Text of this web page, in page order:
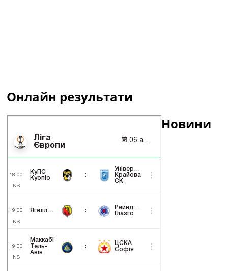
Онлайн результати
Новини